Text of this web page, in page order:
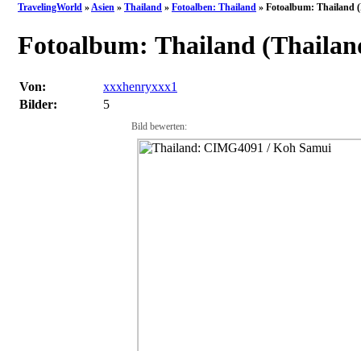
TravelingWorld »Asien » Thailand » Fotoalben: Thailand » Fotoalbum: Thailand
Fotoalbum: Thailand
Von:
xxxhenryxxx1
Bilder:
5
Bild bewerten: